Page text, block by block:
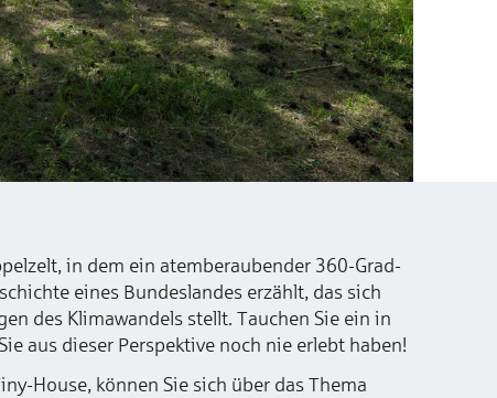
in dem ein atemberaubender 360-Grad-
eines Bundeslandes erzählt, das sich
des Klimawandels stellt. Tauchen Sie ein in
aus dieser Perspektive noch nie erlebt haben!
House, können Sie sich über das Thema